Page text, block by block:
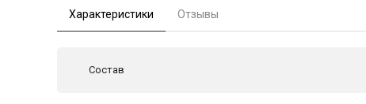
Характеристики Отзывы
Состав